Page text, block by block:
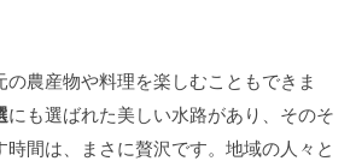
の農産物や料理を楽しむこともできま
にも選ばれた美しい水路があり、そのそ
間は、まさに贅沢です。地域の人々と